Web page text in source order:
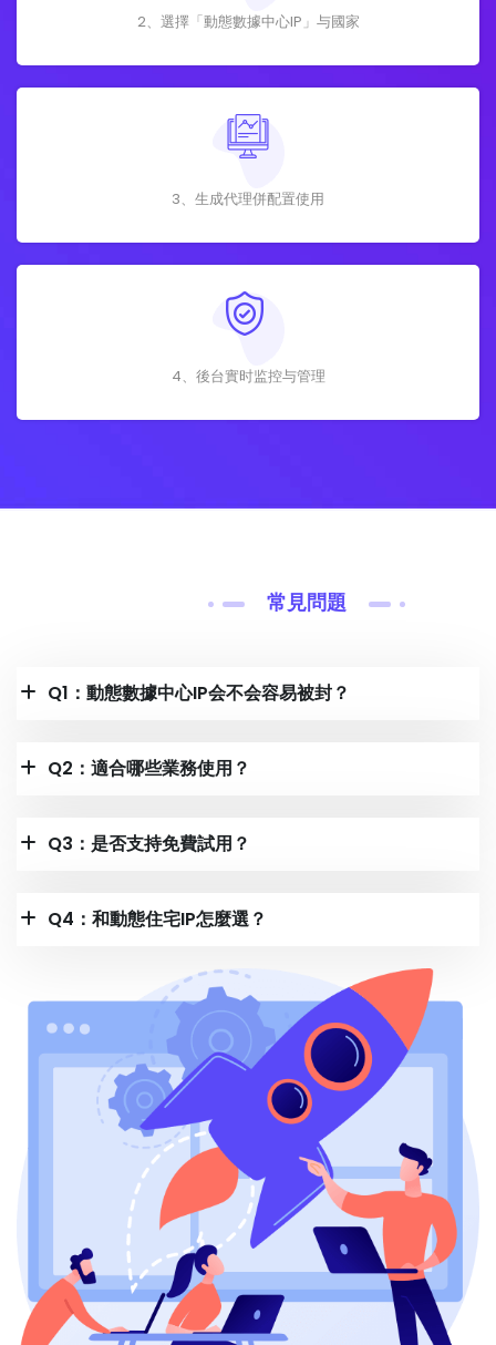
2、選擇「動態數據中心IP」与國家
3、生成代理併配置使用
4、後台實时监控与管理
常見問題
Q1：動態數據中心IP会不会容易被封？
Q2：適合哪些業務使用？
Q3：是否支持免費試用？
Q4：和動態住宅IP怎麼選？